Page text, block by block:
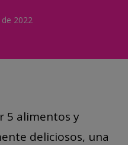
2022
5 alimentos y
deliciosos, una